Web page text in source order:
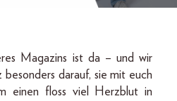
Magazins ist da – und wir
besonders darauf, sie mit euch
einen floss viel Herzblut in